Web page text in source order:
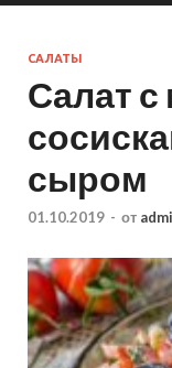
САЛАТЫ
Салат
сыром
01.10.2019 - от